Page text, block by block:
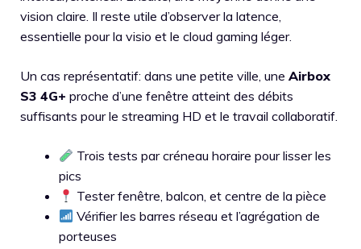
vision claire. Il reste utile d’observer la latence,
essentielle pour la visio et le cloud gaming léger.
Un cas représentatif: dans une petite ville, une Airbox
S3 4G+ proche d’une fenêtre atteint des débits
suffisants pour le streaming HD et le travail collaboratif.
Trois tests par créneau horaire pour lisser les
pics
Tester fenêtre, balcon, et centre de la pièce
Vérifier les barres réseau et l’agrégation de
porteuses